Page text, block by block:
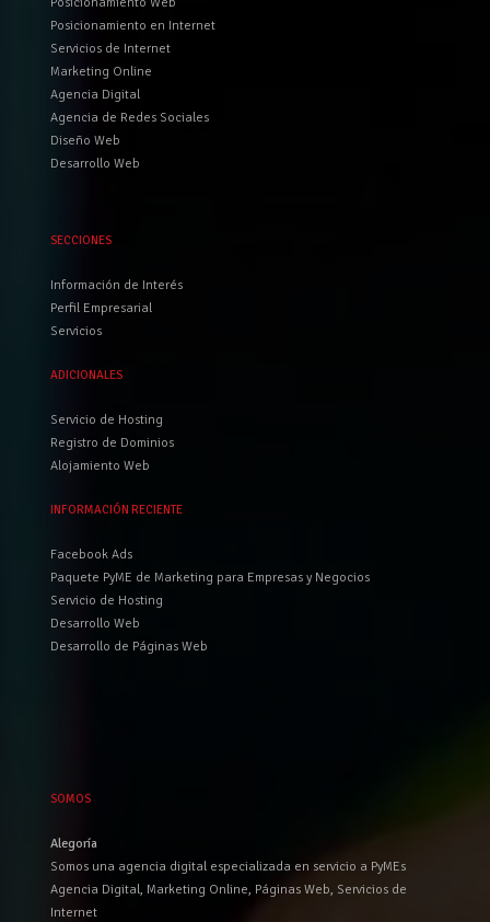
Posicionamiento en Internet
Servicios de Internet
Marketing Online
Agencia Digital
Agencia de Redes Sociales
Diseño Web
Desarrollo Web
SECCIONES
Información de Interés
Perfil Empresarial
Servicios
ADICIONALES
Servicio de Hosting
Registro de Dominios
Alojamiento Web
INFORMACIÓN RECIENTE
Facebook Ads
Paquete PyME de Marketing para Empresas y Negocios
Servicio de Hosting
Desarrollo Web
Desarrollo de Páginas Web
SOMOS
Alegoría
Somos una agencia digital especializada en servicio a PyMEs
Agencia Digital, Marketing Online, Páginas Web, Servicios de
Internet